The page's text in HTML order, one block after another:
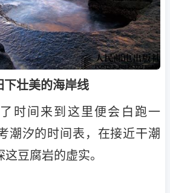
下壮美的海岸线
时间来到这里便会白跑一
潮汐的时间表，在接近干潮
豆腐岩的虚实。